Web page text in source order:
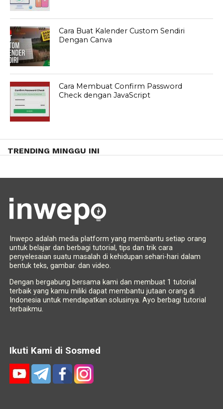
Cara Buat Kalender Custom Sendiri
Dengan Canva
Cara Membuat Confirm Password
Check dengan JavaScript
TRENDING MINGGU INI
Inwepo adalah media platform yang membantu setiap orang
untuk belajar dan berbagi tutorial, tips dan trik cara
penyelesaian suatu masalah di kehidupan sehari-hari dalam
bentuk teks, gambar. dan video.
Dengan bergabung bersama kami dan membuat 1 tutorial
terbaik yang kamu miliki dapat membantu jutaan orang di
Indonesia untuk mendapatkan solusinya. Ayo berbagi tutorial
terbaikmu.
Ikuti Kami di Sosmed